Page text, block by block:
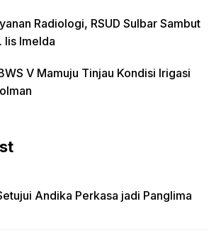
Radiologi, RSUD Sulbar Sambut
Iis Imelda
V Mamuju Tinjau Kondisi Irigasi
Andika Perkasa jadi Panglima